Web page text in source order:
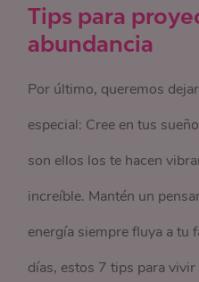
Tips para
abundancia
Por último, queremos
especial: Cree en tus
son ellos los te hacen
increíble. Mantén un
energía siempre fluya a tu
días, estos 7 tips para vivir